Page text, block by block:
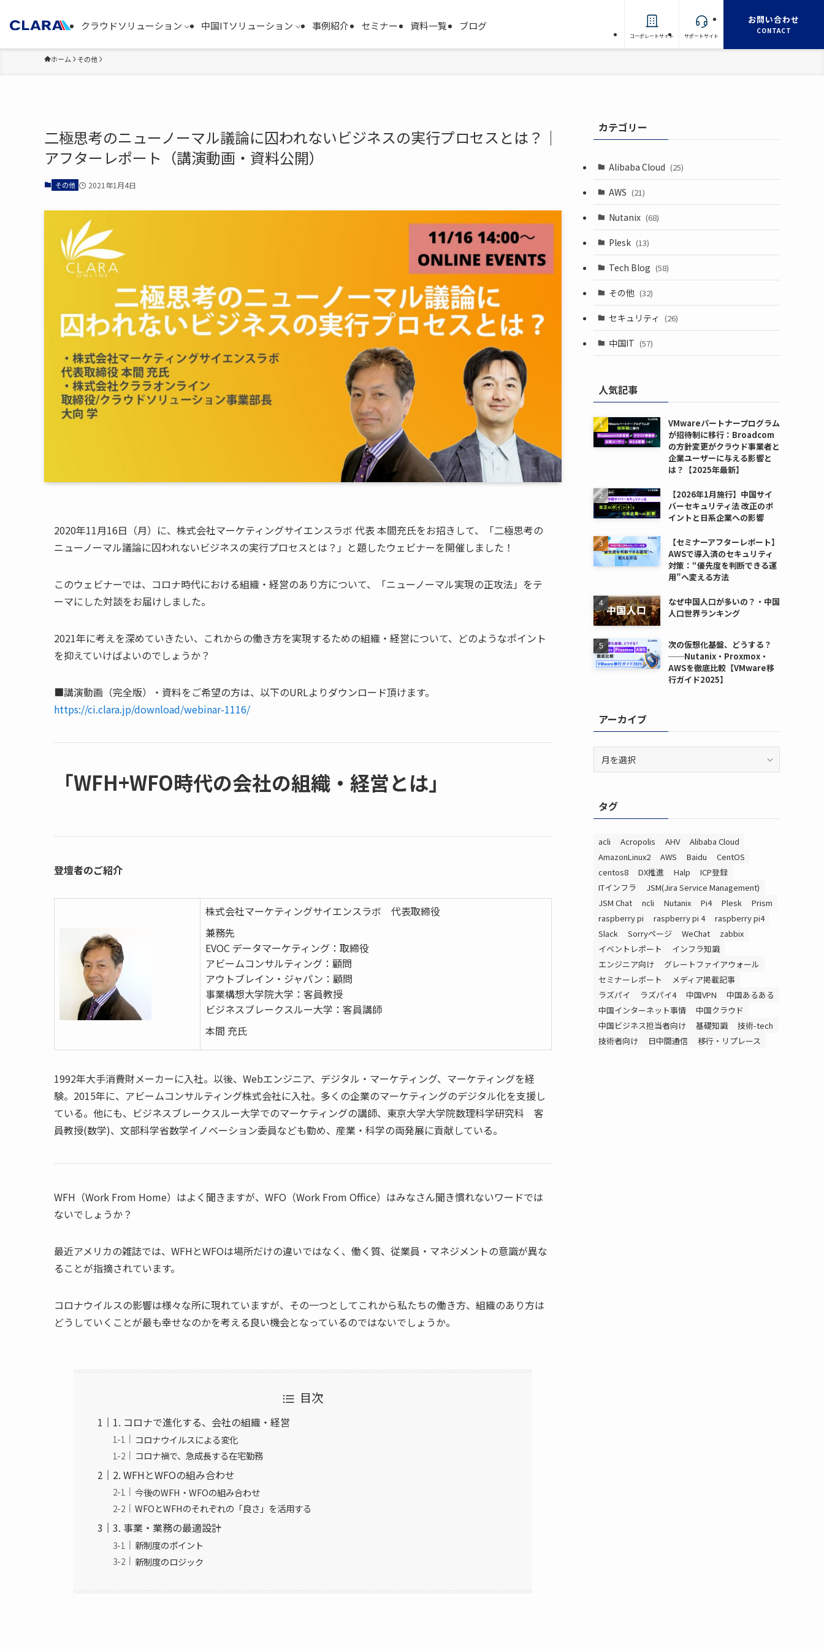
クラウドソリューション 中国ITソリューション 事例紹介 セミナー 資料一覧 ブログ
コーポレートサイト サポートサイト
お問い合わせ
CONTACT
ホーム その他
二極思考のニューノーマル議論に囚われないビジネスの実行プロセスとは？｜
アフターレポート（講演動画・資料公開）
その他 2021年1月4日
2020年11月16日（月）に、株式会社マーケティングサイエンスラボ 代表 本間充氏をお招きして、「二極思考の
ニューノーマル議論に囚われないビジネスの実行プロセスとは？」と題したウェビナーを開催しました！
このウェビナーでは、コロナ時代における組織・経営のあり方について、「ニューノーマル実現の正攻法」をテ
ーマにした対談をお届けしました。
2021年に考えを深めていきたい、これからの働き方を実現するための組織・経営について、どのようなポイント
を抑えていけばよいのでしょうか？
■講演動画（完全版）・資料をご希望の方は、以下のURLよりダウンロード頂けます。
https://ci.clara.jp/download/webinar-1116/
「WFH+WFO時代の会社の組織・経営とは」
登壇者のご紹介
株式会社マーケティングサイエンスラボ 代表取締役
兼務先
EVOC データマーケティング：取締役
アビームコンサルティング：顧問
アウトブレイン・ジャパン：顧問
事業構想大学院大学：客員教授
ビジネスブレークスルー大学：客員講師
本間 充氏
1992年大手消費財メーカーに入社。以後、Webエンジニア、デジタル・マーケティング、マーケティングを経
験。2015年に、アビームコンサルティング株式会社に入社。多くの企業のマーケティングのデジタル化を支援し
ている。他にも、ビジネスブレークスルー大学でのマーケティングの講師、東京大学大学院数理科学研究科 客
員教授(数学)、文部科学省数学イノベーション委員なども勤め、産業・科学の両発展に貢献している。
WFH（Work From Home）はよく聞きますが、WFO（Work From Office）はみなさん聞き慣れないワードでは
ないでしょうか？
最近アメリカの雑誌では、WFHとWFOは場所だけの違いではなく、働く質、従業員・マネジメントの意識が異な
ることが指摘されています。
コロナウイルスの影響は様々な所に現れていますが、その一つとしてこれから私たちの働き方、組織のあり方は
どうしていくことが最も幸せなのかを考える良い機会となっているのではないでしょうか。
目次
1. コロナで進化する、会社の組織・経営
コロナウイルスによる変化
コロナ禍で、急成長する在宅勤務
2. WFHとWFOの組み合わせ
今後のWFH・WFOの組み合わせ
WFOとWFHのそれぞれの「良さ」を活用する
3. 事業・業務の最適設計
新制度のポイント
新制度のロジック
カテゴリー
Alibaba Cloud (25)
AWS (21)
Nutanix (68)
Plesk (13)
Tech Blog (58)
その他 (32)
セキュリティ (26)
中国IT (57)
人気記事
VMwareパートナープログラム
が招待制に移行：Broadcom
の方針変更がクラウド事業者と
企業ユーザーに与える影響と
は？【2025年最新】
【2026年1月施行】中国サイ
バーセキュリティ法 改正のポ
イントと日系企業への影響
【セミナーアフターレポート】
AWSで導入済のセキュリティ
対策：“優先度を判断できる運
用”へ変える方法
なぜ中国人口が多いの？・中国
人口世界ランキング
次の仮想化基盤、どうする？
──Nutanix・Proxmox・
AWSを徹底比較【VMware移
行ガイド2025】
アーカイブ
ブタグ
acli Acropolis AHV
Alibaba Cloud
AmazonLinux2
AWS Baidu
CentOS
centos8
DX推進 Halp
ICP登録
ITインフラ
JSM(Jira Service Management)
JSM Chat
ncli Nutanix Pi4 Plesk
Prism
raspberry pi
raspberry pi 4
raspberry pi4
Slack
Sorryページ WeChat
zabbix
イベントレポート
インフラ知識
エンジニア向け
グレートファイアウォール
セミナーレポート
メディア掲載記事
ラズパイ
ラズパイ4 中国VPN
中国あるある
中国インターネット事情
中国クラウド
中国ビジネス担当者向け
基礎知識
技術-tech
技術者向け
日中間通信 移行・リプレース